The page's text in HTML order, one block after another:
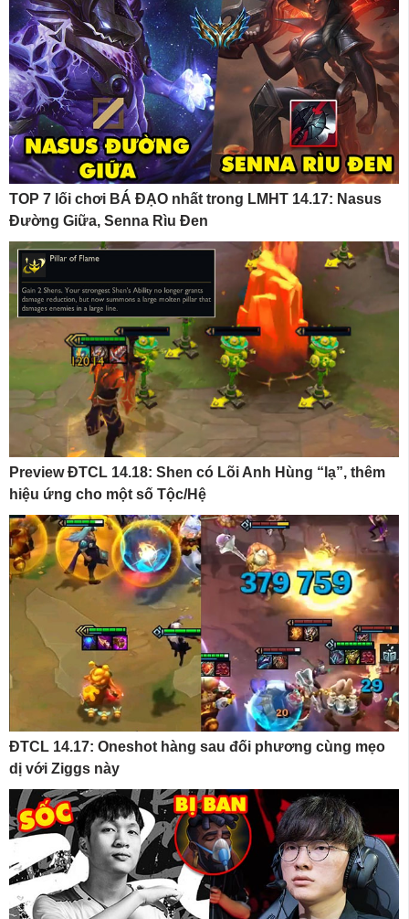
TOP 7 lối chơi BÁ ĐẠO nhất trong LMHT 14.17: Nasus
Đường Giữa, Senna Rìu Đen
Preview ĐTCL 14.18: Shen có Lõi Anh Hùng “lạ”, thêm
hiệu ứng cho một số Tộc/Hệ
ĐTCL 14.17: Oneshot hàng sau đối phương cùng mẹo
dị với Ziggs này